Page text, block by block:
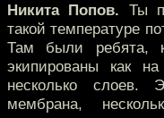
Никита Попов. Ты
такой температуре
Там были ребята,
экипированы как
несколько слоев.
мембрана,